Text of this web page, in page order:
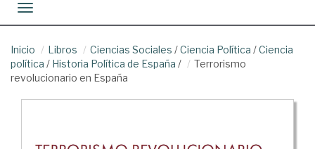
Toggle navigation
Inicio Libros Ciencias Sociales /Ciencia Política /Ciencia
política / Historia Política de España /
Terrorismo
revolucionario en España